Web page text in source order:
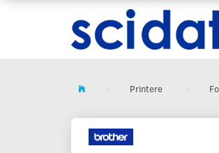
Printere